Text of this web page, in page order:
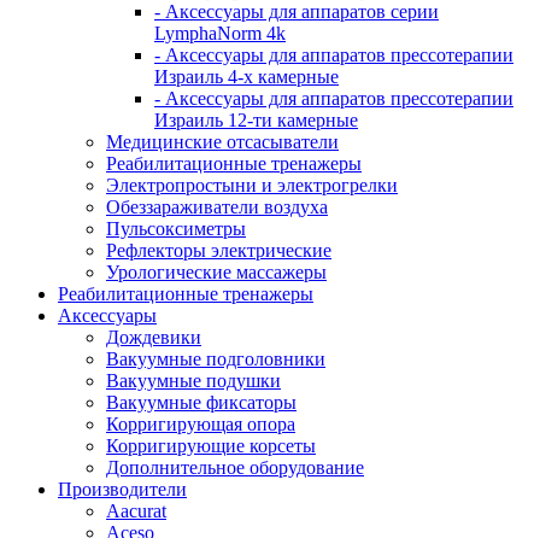
- Аксессуары для аппаратов серии
LymphaNorm 4k
- Аксессуары для аппаратов прессотерапии
Израиль 4-х камерные
- Аксессуары для аппаратов прессотерапии
Израиль 12-ти камерные
Медицинские отсасыватели
Реабилитационные тренажеры
Электропростыни и электрогрелки
Обеззараживатели воздуха
Пульсоксиметры
Рефлекторы электрические
Урологические массажеры
Реабилитационные тренажеры
Аксессуары
Дождевики
Вакуумные подголовники
Вакуумные подушки
Вакуумные фиксаторы
Корригирующая опора
Корригирующие корсеты
Дополнительное оборудование
Производители
Aacurat
Aceso